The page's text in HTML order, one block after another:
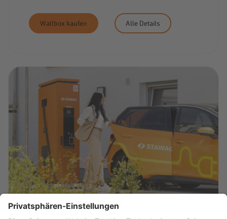
Wallbox kaufen Alle Details